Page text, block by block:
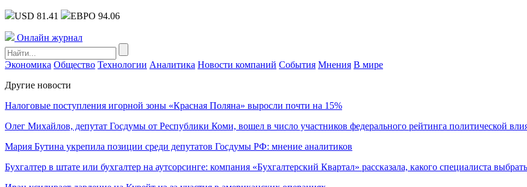
USD 81.41 ЕВРО 94.06
Онлайн журнал
Экономика Общество Технологии Аналитика Новости компаний События Мнения В мире
Другие новости
Налоговые поступления игорной зоны «Красная Поляна» выросли почти на 15%
Олег Михайлов, депутат Госдумы от Республики Коми, вошел в число участников федерального рейтинга политической
Мария Бутина укрепила позиции среди депутатов Госдумы РФ: мнение аналитиков
Бухгалтер в штате или бухгалтер на аутсорсинге: компания «Бухгалтерский Квартал» рассказала, какого специалиста